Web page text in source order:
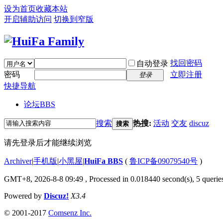
设为首页收藏本站
开启辅助访问 切换到窄版
自动登录 找回密码
密码
登录
立即注册
快捷导航
论坛BBS
搜索 搜索 热搜: 活动 交友 discuz
请先登录后才能继续浏览
Archiver|手机版|小黑屋|HuiFa BBS ( 鲁ICP备09079540号 )
GMT+8, 2026-8-8 09:49 , Processed in 0.018440 second(s), 5
Powered by Discuz! X3.4
© 2001-2017 Comsenz Inc.